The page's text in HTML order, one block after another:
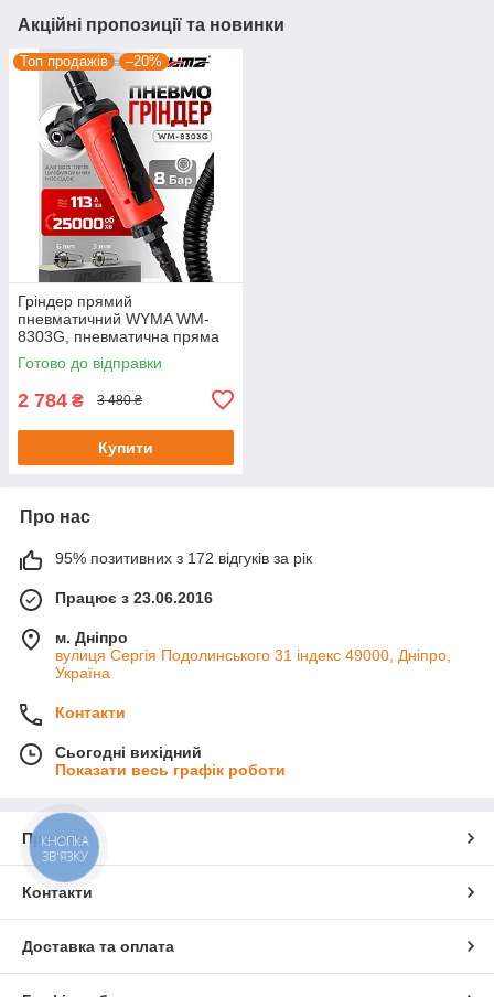
Акційні пропозиції та новинки
Топ продажів –20%
Гріндер прямий
пневматичний WYMA WM-
8303G, пневматична пряма
зачистна машина на 25000
об/хв
Готово до відправки
2 784 ₴ 3 480 ₴
Купити
Про нас
95% позитивних з 172 відгуків за рік
Працює з 23.06.2016
м. Дніпро
вулиця Сергія Подолинського 31 індекс 49000, Дніпро,
Україна
Контакти
Сьогодні вихідний
Показати весь графік роботи
Про нас
Контакти
Доставка та оплата
КНОПКА
ЗВ'ЯЗКУ